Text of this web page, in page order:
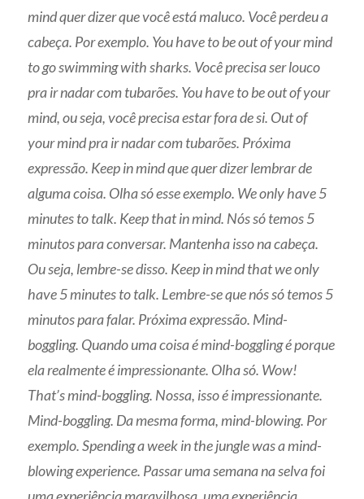
mind quer dizer que você está maluco. Você perdeu a
cabeça. Por exemplo. You have to be out of your mind
to go swimming with sharks. Você precisa ser louco
pra ir nadar com tubarões. You have to be out of your
mind, ou seja, você precisa estar fora de si. Out of
your mind pra ir nadar com tubarões. Próxima
expressão. Keep in mind que quer dizer lembrar de
alguma coisa. Olha só esse exemplo. We only have 5
minutes to talk. Keep that in mind. Nós só temos 5
minutos para conversar. Mantenha isso na cabeça.
Ou seja, lembre-se disso. Keep in mind that we only
have 5 minutes to talk. Lembre-se que nós só temos 5
minutos para falar. Próxima expressão. Mind-
boggling. Quando uma coisa é mind-boggling é porque
ela realmente é impressionante. Olha só. Wow!
That’s mind-boggling. Nossa, isso é impressionante.
Mind-boggling. Da mesma forma, mind-blowing. Por
exemplo. Spending a week in the jungle was a mind-
blowing experience. Passar uma semana na selva foi